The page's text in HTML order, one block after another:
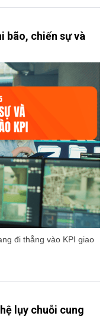
bão, chiến sự và
đi thẳng vào KPI giao
lụy chuỗi cung